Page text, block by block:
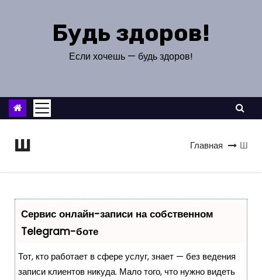
к
Будь здоров!
Если хочешь — будь здоров!
Ш Главная Ш
Сервис онлайн-записи на собственном
Telegram-боте
Тот, кто работает в сфере услуг, знает — без ведения
записи клиентов никуда. Мало того, что нужно видеть